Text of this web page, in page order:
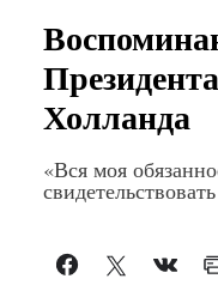
Холланда
«Вся моя